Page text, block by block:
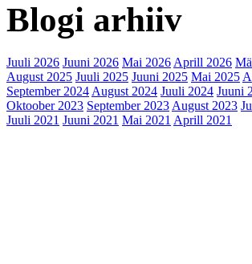
Blogi arhiiv
Juuli 2026 Juuni 2026 Mai 2026 Aprill 2026
August 2025 Juuli 2025 Juuni 2025 Mai 2025
September 2024 August 2024 Juuli 2024 Juuni
Oktoober 2023 September 2023 August 2023
Juuli 2021 Juuni 2021 Mai 2021 Aprill 2021